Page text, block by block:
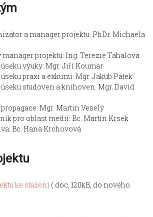
a manager projektu: PhDr. Michaela
projektu: Ing. Terezie Tahalová
výuky: Mgr. Jiří Koumar
praxí a exkurzí: Mgr. Jakub Pátek
studoven a knihoven: Mgr. David
Mgr. Martin Veselý
pro oblast medií: Bc. Martin Krsek
Bc. Hana Krchovová
ke stažení (.doc, 120kB, do nového